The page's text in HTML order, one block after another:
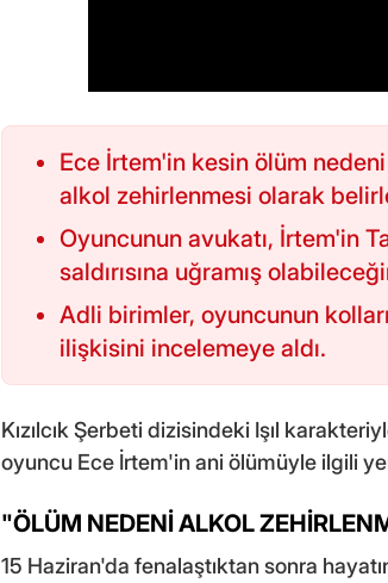
Ece İrtem'in kesin ölüm
alkol zehirlenmesi olarak
Oyuncunun avukatı, İrtem'in
saldırısına uğramış
Adli birimler, oyuncunun
ilişkisini incelemeye aldı.
Kızılcık Şerbeti dizisindeki Işıl
oyuncu Ece İrtem'in ani ölümüyle ilgili
"ÖLÜM NEDENİ ALKOL
15 Haziran'da fenalaştıktan sonra